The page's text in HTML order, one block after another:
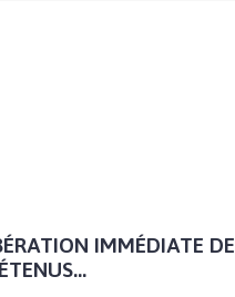
IMMÉDIATE DE